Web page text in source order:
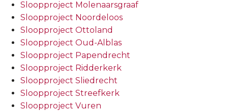
Sloopproject Molenaarsgraaf
Sloopproject Noordeloos
Sloopproject Ottoland
Sloopproject Oud-Alblas
Sloopproject Papendrecht
Sloopproject Ridderkerk
Sloopproject Sliedrecht
Sloopproject Streefkerk
Sloopproject Vuren